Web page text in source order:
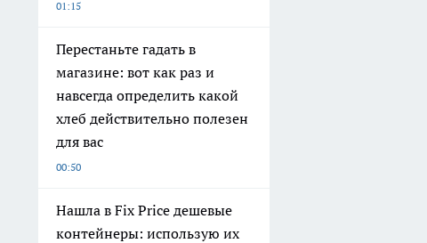
01:15
Перестаньте гадать в
магазине: вот как раз и
навсегда определить какой
хлеб действительно полезен
для вас
00:50
Нашла в Fix Price дешевые
контейнеры: использую их